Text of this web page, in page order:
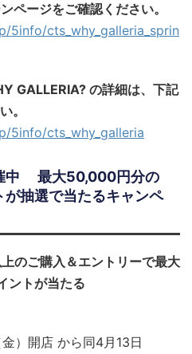
ページをご確認ください。
5info/cts_why_galleria_sprin
GALLERIA? の詳細は、下記
。
5info/cts_why_galleria
中 最大50,000円分の
が抽選で当たるキャンペ
のご購入＆エントリーで最大
ントが当たる
）開店 から同4月13日